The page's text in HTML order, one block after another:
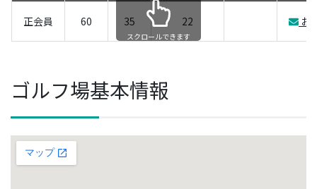
正会員 60 35 22 お
スクロールできます
ゴルフ場基本情報